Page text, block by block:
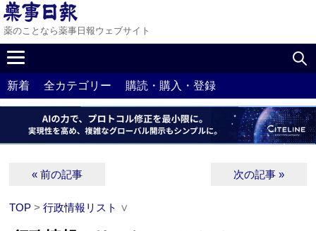
薬のことなら薬事日報ウェブサイト
新着 全カテゴリー 購読・購入・登録
« 前の記事 次の記事 »
TOP >行政情報リスト ∨